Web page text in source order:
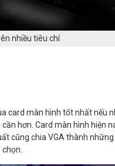
nhiều tiêu chí
card màn hình tốt nhất nếu
hơn. Card màn hình hiện
cũng chia VGA thành